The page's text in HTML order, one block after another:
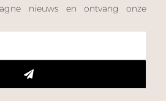
nieuws en ontvang onze